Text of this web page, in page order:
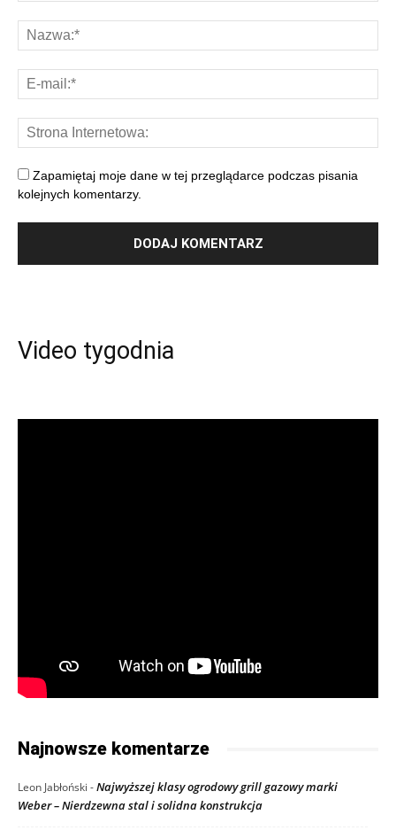
Zapamiętaj moje dane w tej przeglądarce podczas pisania
kolejnych komentarzy.
Video tygodnia
Najnowsze komentarze
Leon Jabłoński -Najwyższej klasy ogrodowy grill gazowy marki
Weber – Nierdzewna stal i solidna konstrukcja